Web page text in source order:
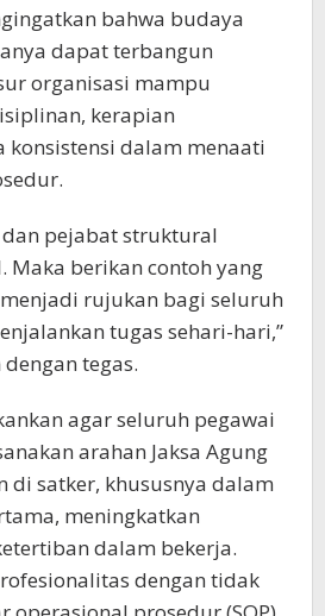
bahwa budaya
dapat terbangun
organisasi mampu
kerapian
konsistensi dalam menaati
dan pejabat struktural
Maka berikan contoh yang
rujukan bagi seluruh
tugas sehari-hari,”
tegas.
agar seluruh pegawai
arahan Jaksa Agung
di satker, khususnya dalam
meningkatkan
dalam bekerja.
dengan tidak